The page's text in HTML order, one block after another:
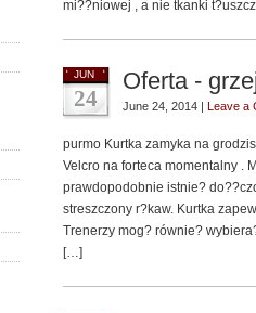
mi??niowej , a nie tkanki
JUN
24
Oferta -
June 24, 2014 | Leave a
purmo Kurtka zamyka na
Velcro na forteca momentalny .
prawdopodobnie istnie?
streszczony r?kaw. Kurtka
Trenerzy mog? równie?
[…]